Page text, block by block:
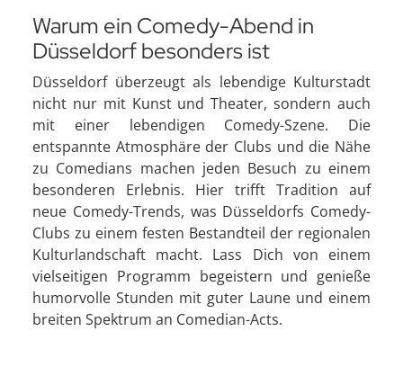
Warum ein Comedy-Abend in
Düsseldorf besonders ist
Düsseldorf überzeugt als lebendige Kulturstadt
nicht nur mit Kunst und Theater, sondern auch
mit einer lebendigen Comedy-Szene. Die
entspannte Atmosphäre der Clubs und die Nähe
zu Comedians machen jeden Besuch zu einem
besonderen Erlebnis. Hier trifft Tradition auf
neue Comedy-Trends, was Düsseldorfs Comedy-
Clubs zu einem festen Bestandteil der regionalen
Kulturlandschaft macht. Lass Dich von einem
vielseitigen Programm begeistern und genieße
humorvolle Stunden mit guter Laune und einem
breiten Spektrum an Comedian-Acts.